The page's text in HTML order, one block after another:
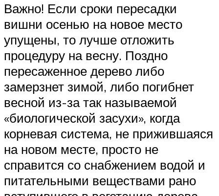
Важно! Если сроки пересадки
вишни осенью на новое место
упущены, то лучше отложить
процедуру на весну. Поздно
пересаженное дерево либо
замерзнет зимой, либо погибнет
весной из-за так называемой
«биологической засухи», когда
корневая система, не прижившаяся
на новом месте, просто не
справится со снабжением водой и
питательными веществами рано